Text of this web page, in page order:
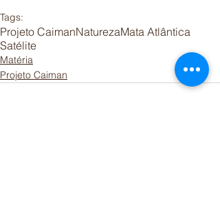
Tags:
Projeto CaimanNaturezaMata Atlântica
Satélite
Matéria
Projeto Caiman